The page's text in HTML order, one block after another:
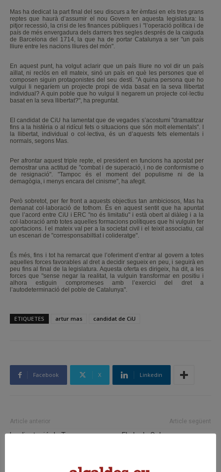
Mas ha dedicat la part final del seu discurs a fer èmfasi en els tres grans
reptes que haurà d’assumir el nou Govern en aquesta legislatura: la
pitjor recessió, la crisi de les finances públiques i "l’operació política i de
país de més envergadura dels darrers tres segles després de la caiguda
de Barcelona del 1714, la que ha de portar Catalunya a ser "un país
lliure entre les nacions lliures del món".
En aquest punt, ha volgut aclarir que un país lliure no vol dir un país
aïllat, ni reclòs en ell mateix, sinó un país en què les persones que el
composen siguin protagonistes del seu destí. "A quina persona que ho
vulgui li negaríem un projecte propi de vida basat en la seva llibertat
individual? A quin poble que ho vulgui li negarem un projecte col·lectiu
basat en la seva llibertat?", ha preguntat.
El candidat de CiU ha lamentat que de vegades s’acostumi "dramatitzar
fins a la histèria o al ridícul fets o situacions que són molt elementals". I
la llibertat, individual o col·lectiva, és un d’aquests fets elementals i
normals, segons Mas.
Per afrontar aquest triple repte, el president en funcions ha apostat per
demostrar una actitud de "combat i de superació, i no de conformisme o
de resignació". "Tampoc és el moment del populisme ni de la
demagògia, i menys encara del cinisme", ha afegit.
Però sobretot, per fer front a aquests objectius tan ambiciosos, Mas ha
demanat col·laboració de tothom. És en aquest sentit que ha apuntat
que l’acord entre CiU i ERC "no és limitatiu" i està obert al diàleg i a la
col·laboració amb totes aquelles formacions polítiques que hi vulguin fer
aportacions. I el mateix val per a la societat civil i el teixit associatiu, cal
un escenari de "corresponsabiltiat i colideratge".
És més, fins i tot ha remarcat que l’oferiment d’entrar al govern a totes
aquelles forces favorables al dret a decidir segueix en peu, i seguirà en
peu fins al final de la legislatura. Aquesta oferta es dirigeix, ha dit, a les
forces que "sense negar la realitat, la vulguin transformar en positiu i
alhora estiguin compromeses amb l’exercici del dret a
l’autodeterminació del poble de Catalunya".
ETIQUETES artur mas candidat de CiU
Facebook X Linkedin
Article anterior
La diputació de Tarragona
en les administracions locals»
Article següent
El ple de Solsona aprova un